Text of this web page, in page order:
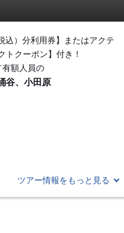
込）分利用券】またはアクテ
トクーポン】付き！
有額人員の
谷、小田原
ツアー情報をもっと見る